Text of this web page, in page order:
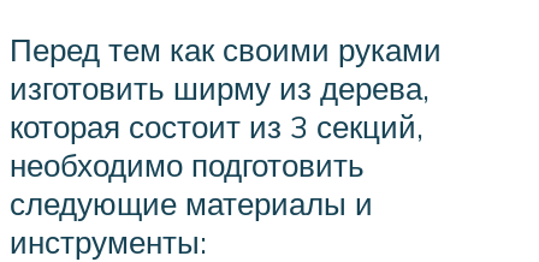
Перед тем как своими руками
изготовить ширму из дерева,
которая состоит из 3 секций,
необходимо подготовить
следующие материалы и
инструменты: